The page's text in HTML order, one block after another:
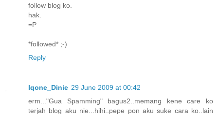
follow blog ko.
hak.
=P
*followed* ;-)
Reply
Iqone_Dinie 29 June 2009 at 00:42
erm..."Gua Spamming" bagus2..memang kene care ko
terjah blog aku nie...hihi..pepe pon aku suke cara ko..lain